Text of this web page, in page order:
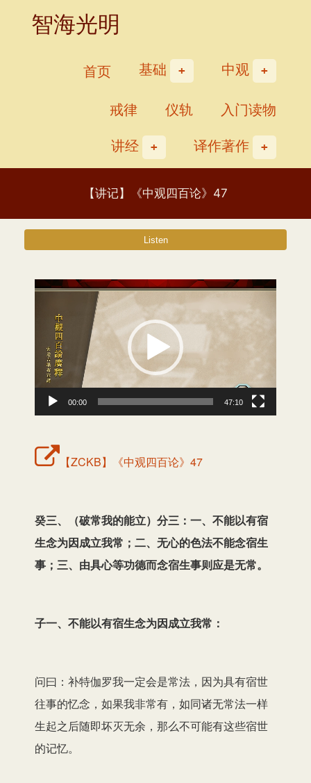
智海光明
首页 基础
中观
戒律
仪轨
入门读物
讲经
译作著作
【讲记】《中观四百论》47
视
00:00 47:10
【ZCKB】《中观四百论》47
癸三、（破常我的能立）分三：一、不能以有宿
生念为因成立我常；二、无心的色法不能念宿生
事；三、由具心等功德而念宿生事则应是无常。
子一、不能以有宿生念为因成立我常：
问曰：补特伽罗我一定会是常法，因为具有宿世
往事的忆念，如果我非常有，如同诸无常法一样
生起之后随即坏灭无余，那么不可能有这些宿世
的记忆。